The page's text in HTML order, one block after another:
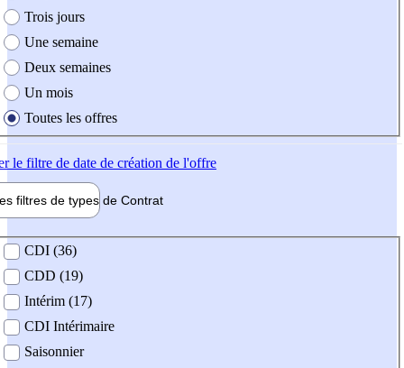
Trois jours
Une semaine
Deux semaines
Un mois
Toutes les offres
le filtre de date de création de l'offre
filtres de types de Contrat
contrat
CDI (36)
CDD (19)
Intérim (17)
CDI Intérimaire
Saisonnier